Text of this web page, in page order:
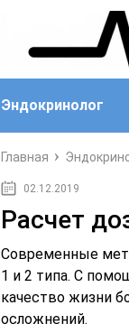
Эндокринолог
Главная
02.12.2019
Расчет
Современные
1 и 2 типа. С
качество жизни
осложнений.